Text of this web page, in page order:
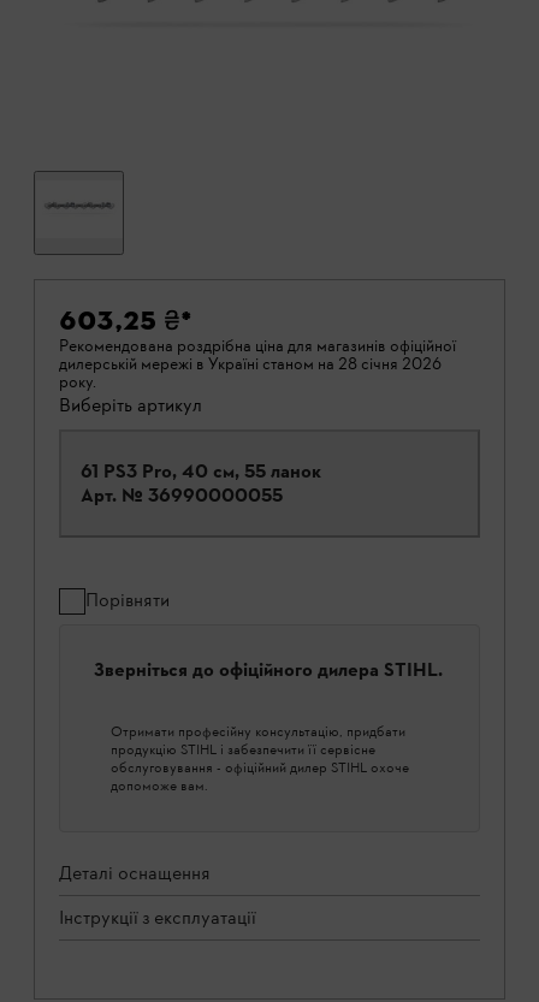
603,25 ₴*
Рекомендована роздрібна ціна для магазинів офіційної
дилерській мережі в Україні станом на 28 січня 2026
року.
Виберіть артикул
61 PS3 Pro, 40 см, 55 ланок
Арт. № 36990000055
Порівняти
Зверніться до офіційного дилера STIHL.
Отримати професійну консультацію, придбати
продукцію STIHL і забезпечити її сервісне
обслуговування - офіційний дилер STIHL охоче
допоможе вам.
Деталі оснащення
Інструкції з експлуатації